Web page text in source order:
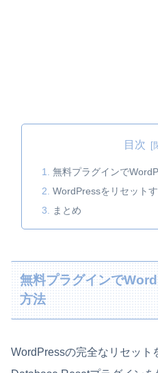
目次
無料プラグインで
WordPressをリセット
まとめ
無料プラグインで
方法
WordPressの完全なリセット